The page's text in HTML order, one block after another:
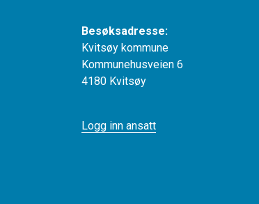
Besøksadresse:
Kvitsøy kommune
Kommunehusveien 6
4180 Kvitsøy
Logg inn ansatt